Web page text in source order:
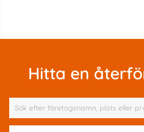
Hitta en